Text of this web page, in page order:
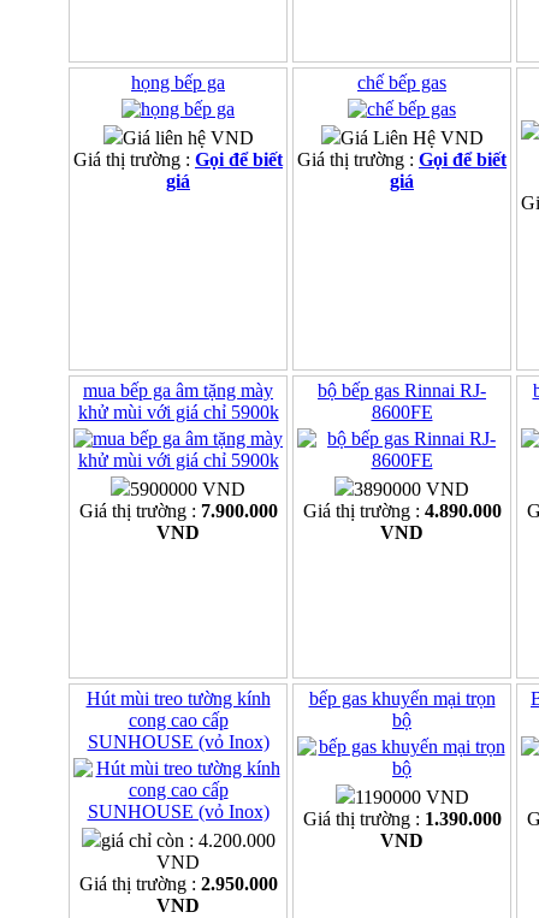
họng bếp ga
Giá liên hệ VND
Giá thị trường : Gọi để biết
giá
chế bếp gas
Giá Liên Hệ VND
Giá thị trường : Gọi để biết
giá
mua bếp ga âm tặng mày
khử mùi với giá chỉ 5900k
5900000 VND
Giá thị trường : 7.900.000
VND
bộ bếp gas Rinnai RJ-
8600FE
3890000 VND
Giá thị trường : 4.890.000
VND
Hút mùi treo tường kính
cong cao cấp
SUNHOUSE (vỏ Inox)
giá chỉ còn : 4.200.000
VND
Giá thị trường : 2.950.000
VND
bếp gas khuyến mại trọn
bộ
1190000 VND
Giá thị trường : 1.390.000
VND